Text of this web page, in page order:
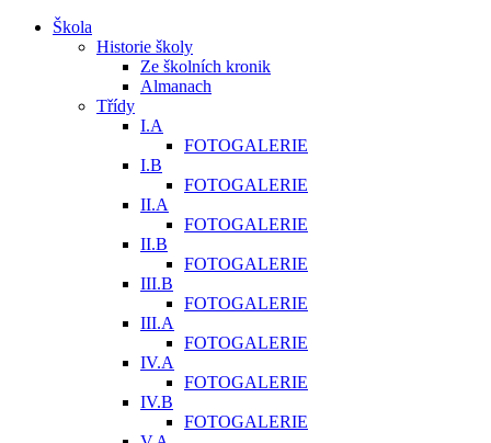
Škola
Historie školy
Ze školních kronik
Almanach
Třídy
I.A
FOTOGALERIE
I.B
FOTOGALERIE
II.A
FOTOGALERIE
II.B
FOTOGALERIE
III.B
FOTOGALERIE
III.A
FOTOGALERIE
IV.A
FOTOGALERIE
IV.B
FOTOGALERIE